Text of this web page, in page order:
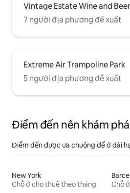
Vintage Estate Wine and Beer
7 người địa phương đề xuất
Extreme Air Trampoline Park
5 người địa phương đề xuất
Điểm đến nên khám phá
Điểm đến được ưa chuộng để ở dài
New York
Chỗ ở cho thuê theo tháng
Chỗ